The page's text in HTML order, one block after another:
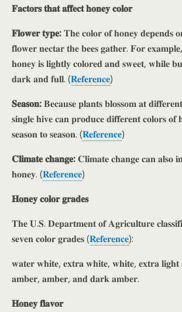
𝐅𝐚𝐜𝐭𝐨𝐫𝐬 𝐭𝐡𝐚𝐭 𝐚𝐟𝐟𝐞𝐜𝐭 𝐡𝐨𝐧𝐞𝐲 𝐜𝐨𝐥𝐨𝐫
𝐅𝐥𝐨𝐰𝐞𝐫 𝐭𝐲𝐩𝐞:𝐓𝐡𝐞 𝐜𝐨𝐥𝐨𝐫 𝐨𝐟 𝐡𝐨𝐧𝐞𝐲 𝐝𝐞𝐩𝐞𝐧𝐝𝐬
𝐟𝐥𝐨𝐰𝐞𝐫 𝐧𝐞𝐜𝐭𝐚𝐫 𝐭𝐡𝐞 𝐛𝐞𝐞𝐬 𝐠𝐚𝐭𝐡𝐞𝐫. 𝐅𝐨𝐫
𝐡𝐨𝐧𝐞𝐲 𝐢𝐬 𝐥𝐢𝐠𝐡𝐭𝐥𝐲 𝐜𝐨𝐥𝐨𝐫𝐞𝐝 𝐚𝐧𝐝 𝐬𝐰𝐞𝐞𝐭, 𝐰𝐡𝐢𝐥𝐞
𝐝𝐚𝐫𝐤 𝐚𝐧𝐝 𝐟𝐮𝐥𝐥. (𝐑𝐞𝐟𝐞𝐫𝐞𝐧𝐜𝐞)
𝐒𝐞𝐚𝐬𝐨𝐧:𝐁𝐞𝐜𝐚𝐮𝐬𝐞 𝐩𝐥𝐚𝐧𝐭𝐬 𝐛𝐥𝐨𝐬𝐬𝐨𝐦 𝐚𝐭
𝐬𝐢𝐧𝐠𝐥𝐞 𝐡𝐢𝐯𝐞 𝐜𝐚𝐧 𝐩𝐫𝐨𝐝𝐮𝐜𝐞 𝐝𝐢𝐟𝐟𝐞𝐫𝐞𝐧𝐭 𝐜𝐨𝐥𝐨𝐫𝐬
𝐬𝐞𝐚𝐬𝐨𝐧 𝐭𝐨 𝐬𝐞𝐚𝐬𝐨𝐧. (𝐑𝐞𝐟𝐞𝐫𝐞𝐧𝐜𝐞)
𝐂𝐥𝐢𝐦𝐚𝐭𝐞 𝐜𝐡𝐚𝐧𝐠𝐞:𝐂𝐥𝐢𝐦𝐚𝐭𝐞 𝐜𝐡𝐚𝐧𝐠𝐞 𝐜𝐚𝐧 𝐚𝐥𝐬𝐨
𝐡𝐨𝐧𝐞𝐲. (𝐑𝐞𝐟𝐞𝐫𝐞𝐧𝐜𝐞)
𝐇𝐨𝐧𝐞𝐲 𝐜𝐨𝐥𝐨𝐫 𝐠𝐫𝐚𝐝𝐞𝐬
𝐓𝐡𝐞 𝐔.𝐒. 𝐃𝐞𝐩𝐚𝐫𝐭𝐦𝐞𝐧𝐭 𝐨𝐟 𝐀𝐠𝐫𝐢𝐜𝐮𝐥𝐭𝐮𝐫𝐞
𝐬𝐞𝐯𝐞𝐧 𝐜𝐨𝐥𝐨𝐫 𝐠𝐫𝐚𝐝𝐞𝐬 (𝐑𝐞𝐟𝐞𝐫𝐞𝐧𝐜𝐞):
𝐰𝐚𝐭𝐞𝐫 𝐰𝐡𝐢𝐭𝐞, 𝐞𝐱𝐭𝐫𝐚 𝐰𝐡𝐢𝐭𝐞, 𝐰𝐡𝐢𝐭𝐞, 𝐞𝐱𝐭𝐫𝐚
𝐚𝐦𝐛𝐞𝐫, 𝐚𝐦𝐛𝐞𝐫, 𝐚𝐧𝐝 𝐝𝐚𝐫𝐤 𝐚𝐦𝐛𝐞𝐫.
𝐇𝐨𝐧𝐞𝐲 𝐟𝐥𝐚𝐯𝐨𝐫